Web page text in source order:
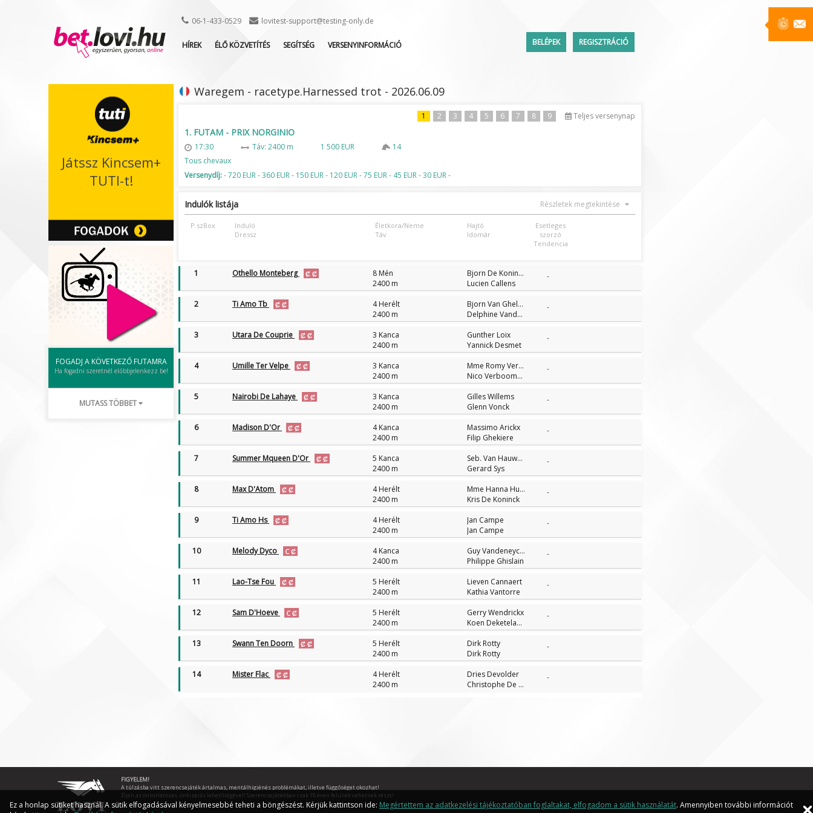
06-1-433-0529 lovitest-support@testing-only.de
HÍREK ÉLŐ KÖZVETÍTÉS
SEGÍTSÉG
BV-TEST
VERSENYINFORMÁCIÓ
LEJELENTETTEK LISTÁJA
BELÉPEK REGISZTRÁCIÓ
Játssz Kincsem+
TUTI-t!
FOGADJ A KÖVETKEZŐ FUTAMRA
Ha fogadni szeretnél előbbjelenkezz be!
MUTASS TÖBBET
Waregem - racetype.Harnessed trot - 2026.06.09
Teljes versenynap
1 2 3 4 5 6 7 8 9
1. FUTAM - PRIX NORGINIO
17:30 Táv: 2400 m 1 500 EUR
14
Tous chevaux
Versenydíj:- 720 EUR - 360 EUR - 150 EUR - 120 EUR - 75 EUR - 45 EUR - 30 EUR -
Indulók listája Részletek megtekintése
P.szBox
Induló
Dressz
Életkora/Neme
Táv
Hajtó
Idomár
Esetleges
szorzó
Tendencia
1 Othello Monteberg
8 Mén
2400 m
Bjorn De Koninck
Lucien Callens
-
2 Ti Amo Tb
4 Herélt
2400 m
Bjorn Van Ghelewe
Delphine Vandersarren
-
3 Utara De Couprie
3 Kanca
2400 m
Gunther Loix
Yannick Desmet
-
4 Umille Ter Velpe
3 Kanca
2400 m
Mme Romy Verboomen
Nico Verboomen
-
5 Nairobi De Lahaye
3 Kanca
2400 m
Gilles Willems
Glenn Vonck
-
6 Madison D'Or
4 Kanca
2400 m
Massimo Arickx
Filip Ghekiere
-
7 Summer Mqueen D'Or
5 Kanca
2400 m
Seb. Van Hauwermeiren
Gerard Sys
-
8 Max D'Atom
4 Herélt
2400 m
Mme Hanna Huygens
Kris De Koninck
-
9 Ti Amo Hs
4 Herélt
2400 m
Jan Campe
Jan Campe
-
10 Melody Dyco
4 Kanca
2400 m
Guy Vandeneycken
Philippe Ghislain
-
11 Lao-Tse Fou
5 Herélt
2400 m
Lieven Cannaert
Kathia Vantorre
-
12 Sam D'Hoeve
5 Herélt
2400 m
Gerry Wendrickx
Koen Deketelaere
-
13 Swann Ten Doorn
5 Herélt
2400 m
Dirk Rotty
Dirk Rotty
-
14 Mister Flac
4 Herélt
2400 m
Dries Devolder
Christophe De Groote
-
FIGYELEM!
A túlzásba vitt szerencsejáték ártalmas, mentálhigiénés problémákat, illetve függőséget okozhat!
Éljen az önkorlátozás, önkizárás lehetőségével! Szerencsejátékban csak 18 éven felüliek vehetnek részt!
Ez a honlap sütiket használ. A sütik elfogadásával kényelmesebbé teheti a böngészést. Kérjük kattintson ide: Megértettem az adatkezelési tájékoztatóban foglaltakat, elfogadom a sütik használatát. Amennyiben további információt